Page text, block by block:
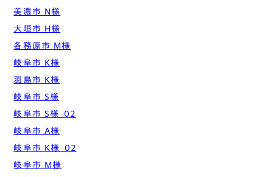
美濃市 N様
大垣市 H様
各務原市 M様
岐阜市 K様
羽島市 K様
岐阜市 S様
岐阜市 S様_02
岐阜市 A様
岐阜市 K様_02
岐阜市 M様